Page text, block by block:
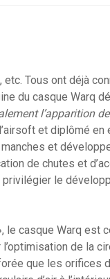
Tous ont déjà
du casque Warq
l’apparition
et diplômé en
et
de chutes et
le
le casque Warq est
de la
que les orifices